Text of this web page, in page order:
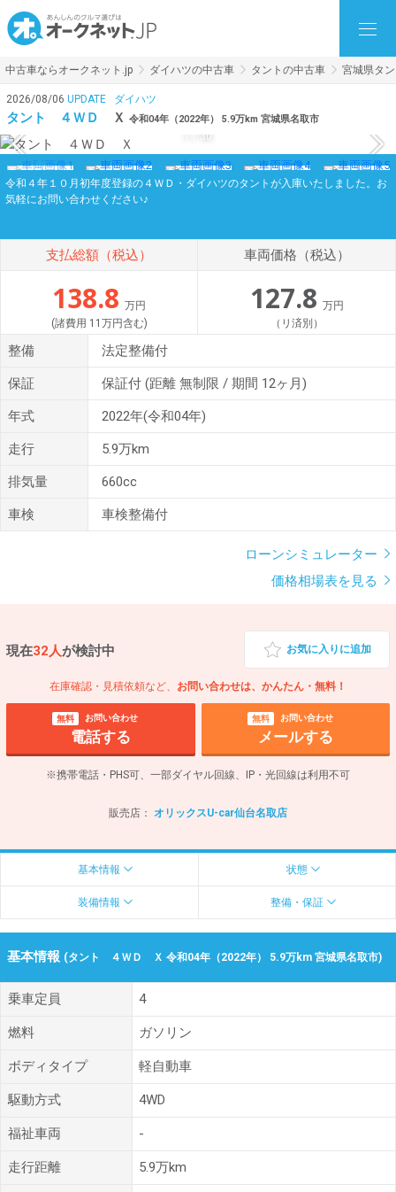
中古車ならオークネット.jp ダイハツの中古車 タントの中古車 宮城県タ
2026/08/06 UPDATE ダイハツ
タント ４ＷＤ Ｘ 令和04年（2022年） 5.9万km 宮城県名取市
30
令和４年１０月初年度登録の４ＷＤ・ダイハツのタントが入庫いたしました。お
気軽にお問い合わせください♪
支払総額（税込）
138.8 万円
(諸費用 11万円含む)
車両価格（税込）
127.8 万円
（リ済別）
整備 法定整備付
保証 保証付 (距離 無制限 / 期間 12ヶ月)
年式 2022年(令和04年)
走行 5.9万km
排気量 660cc
車検 車検整備付
ローンシミュレーター
価格相場表を見る
現在32人が検討中 お気に入りに追加
在庫確認・見積依頼など、 お問い合わせは、かんたん・無料！
無料 お問い合わせ
電話する
無料 お問い合わせ
メールする
※携帯電話・PHS可、一部ダイヤル回線、IP・光回線は利用不可
販売店： オリックスU-car仙台名取店
基本情報 状態
装備情報 整備・保証
基本情報 (タント ４ＷＤ Ｘ 令和04年（2022年） 5.9万km 宮城県名取市)
乗車定員 4
燃料 ガソリン
ボディタイプ 軽自動車
駆動方式 4WD
福祉車両 -
走行距離 5.9万km